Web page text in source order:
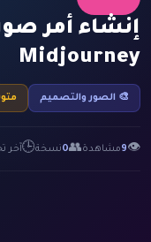
إنشاء أمر
Midjourney
🎨 الصور والتصميم
👁
9مشاهدة👥
0نسخة🕒آخر